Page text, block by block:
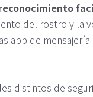
del rostro y la
app de
distintos de